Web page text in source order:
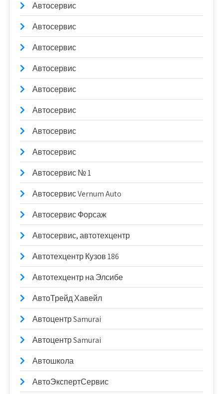
Автосервис
Автосервис
Автосервис
Автосервис
Автосервис
Автосервис
Автосервис
Автосервис
Автосервис № 1
Автосервис Vernum Auto
Автосервис Форсаж
Автосервис, автотехцентр
Автотехцентр Кузов 186
Автотехцентр на Элсибе
АвтоТрейд Хавейл
Автоцентр Samurai
Автоцентр Samurai
Автошкола
АвтоЭкспертСервис